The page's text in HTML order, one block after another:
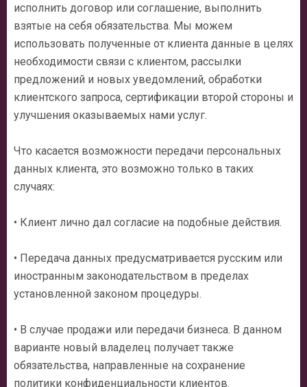
исполнить договор или соглашение, выполнить
взятые на себя обязательства. Мы можем
использовать полученные от клиента данные в целях
необходимости связи с клиентом, рассылки
предложений и новых уведомлений, обработки
клиентского запроса, сертификации второй стороны и
улучшения оказываемых нами услуг.
Что касается возможности передачи персональных
данных клиента, это возможно только в таких
случаях:
• Клиент лично дал согласие на подобные действия.
• Передача данных предусматривается русским или
иностранным законодательством в пределах
установленной законом процедуры.
• В случае продажи или передачи бизнеса. В данном
варианте новый владелец получает также
обязательства, направленные на сохранение
политики конфиденциальности клиентов.